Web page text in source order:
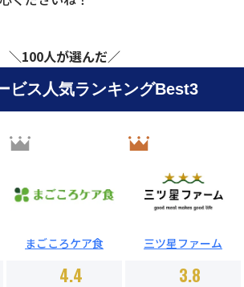
＼100人が選んだ／
ビス人気ランキングBest3
まごころケア食 三ツ星ファーム
4.4 3.8